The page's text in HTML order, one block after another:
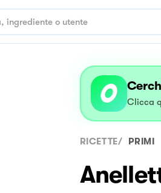
Clicca
RICETTE/ PRIMI